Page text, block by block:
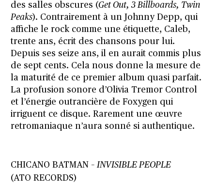
des salles obscures (Get Out, 3 Billboards, Twin
Peaks). Contrairement à un Johnny Depp, qui
affiche le rock comme une étiquette, Caleb,
trente ans, écrit des chansons pour lui.
Depuis ses seize ans, il en aurait commis plus
de sept cents. Cela nous donne la mesure de
la maturité de ce premier album quasi parfait.
La profusion sonore d’Olivia Tremor Control
et l’énergie outrancière de Foxygen qui
irriguent ce disque. Rarement une œuvre
retromaniaque n’aura sonné si authentique.
CHICANO BATMAN – INVISIBLE PEOPLE
(ATO RECORDS)